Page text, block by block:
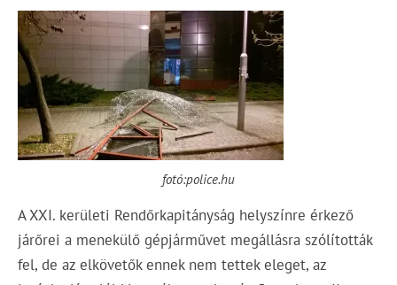
fotó:police.hu
A XXI. kerületi Rendőrkapitányság helyszínre érkező
járőrei a menekülő gépjárművet megállásra szólították
fel, de az elkövetők ennek nem tettek eleget, az